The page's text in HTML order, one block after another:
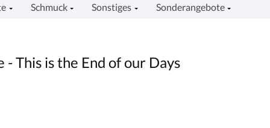
Schmuck Sonstiges Sonderangebote
This is the End of our Days